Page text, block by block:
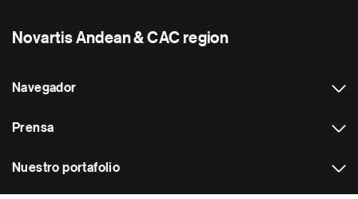
Novartis Andean & CAC region
Navegador
Prensa
Nuestro portafolio